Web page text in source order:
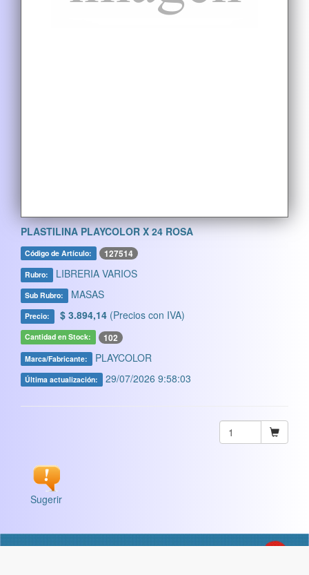
PLASTILINA PLAYCOLOR X 24 ROSA
Código de Artículo: 127514
Rubro: LIBRERIA VARIOS
Sub Rubro: MASAS
Precio: $ 3.894,14 (Precios con IVA)
Cantidad en Stock: 102
Marca/Fabricante: PLAYCOLOR
Última actualización: 29/07/2026 9:58:03
Sugerir